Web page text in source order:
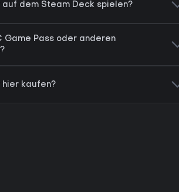
auf dem Steam Deck spielen?
Game Pass oder anderen
hier kaufen?